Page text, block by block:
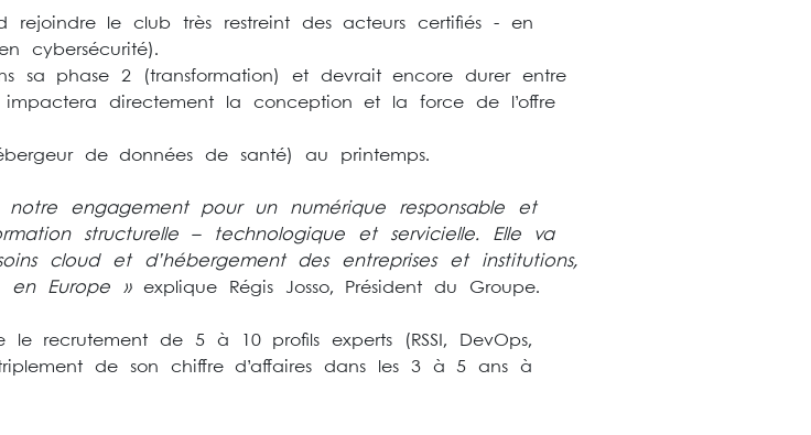
rejoindre le club très restreint des acteurs certifiés - en
cybersécurité).
sa phase 2 (transformation) et devrait encore durer entre
directement la conception et la force de l’offre
de données de santé) au printemps.
engagement pour un numérique responsable et
structurelle – technologique et servicielle. Elle va
cloud et d’hébergement des entreprises et institutions,
en Europe »explique Régis Josso, Président du Groupe.
le recrutement de 5 à 10 profils experts (RSSI, DevOps,
triplement de son chiffre d’affaires dans les 3 à 5 ans à